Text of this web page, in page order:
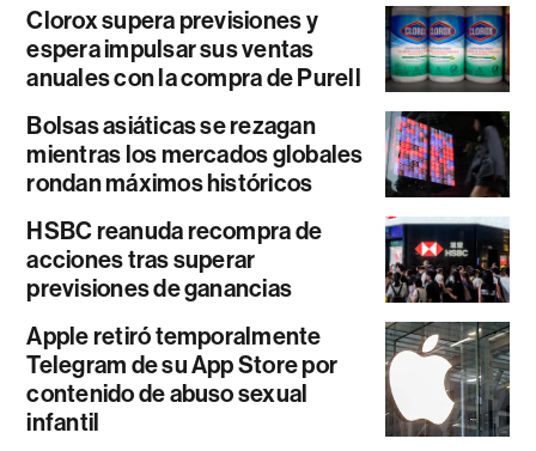
Clorox supera previsiones y
espera impulsar sus ventas
anuales con la compra de Purell
Bolsas asiáticas se rezagan
mientras los mercados globales
rondan máximos históricos
HSBC reanuda recompra de
acciones tras superar
previsiones de ganancias
Apple retiró temporalmente
Telegram de su App Store por
contenido de abuso sexual
infantil